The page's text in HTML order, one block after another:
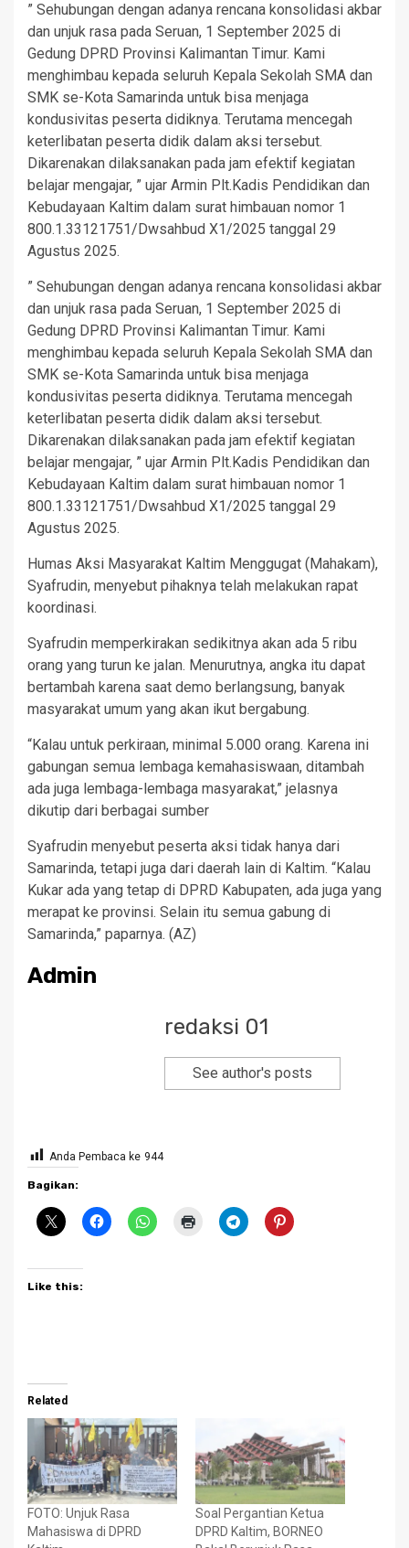
” Sehubungan dengan adanya rencana konsolidasi akbar
dan unjuk rasa pada Seruan, 1 September 2025 di
Gedung DPRD Provinsi Kalimantan Timur. Kami
menghimbau kepada seluruh Kepala Sekolah SMA dan
SMK se-Kota Samarinda untuk bisa menjaga
kondusivitas peserta didiknya. Terutama mencegah
keterlibatan peserta didik dalam aksi tersebut.
Dikarenakan dilaksanakan pada jam efektif kegiatan
belajar mengajar, ” ujar Armin Plt.Kadis Pendidikan dan
Kebudayaan Kaltim dalam surat himbauan nomor 1
800.1.33121751/Dwsahbud X1/2025 tanggal 29
Agustus 2025.
” Sehubungan dengan adanya rencana konsolidasi akbar
dan unjuk rasa pada Seruan, 1 September 2025 di
Gedung DPRD Provinsi Kalimantan Timur. Kami
menghimbau kepada seluruh Kepala Sekolah SMA dan
SMK se-Kota Samarinda untuk bisa menjaga
kondusivitas peserta didiknya. Terutama mencegah
keterlibatan peserta didik dalam aksi tersebut.
Dikarenakan dilaksanakan pada jam efektif kegiatan
belajar mengajar, ” ujar Armin Plt.Kadis Pendidikan dan
Kebudayaan Kaltim dalam surat himbauan nomor 1
800.1.33121751/Dwsahbud X1/2025 tanggal 29
Agustus 2025.
Humas Aksi Masyarakat Kaltim Menggugat (Mahakam),
Syafrudin, menyebut pihaknya telah melakukan rapat
koordinasi.
Syafrudin memperkirakan sedikitnya akan ada 5 ribu
orang yang turun ke jalan. Menurutnya, angka itu dapat
bertambah karena saat demo berlangsung, banyak
masyarakat umum yang akan ikut bergabung.
“Kalau untuk perkiraan, minimal 5.000 orang. Karena ini
gabungan semua lembaga kemahasiswaan, ditambah
ada juga lembaga-lembaga masyarakat,” jelasnya
dikutip dari berbagai sumber
Syafrudin menyebut peserta aksi tidak hanya dari
Samarinda, tetapi juga dari daerah lain di Kaltim. “Kalau
Kukar ada yang tetap di DPRD Kabupaten, ada juga yang
merapat ke provinsi. Selain itu semua gabung di
Samarinda,” paparnya. (AZ)
Admin
redaksi 01
See author's posts
Anda Pembaca ke 944
Bagikan:
Like this:
Related
FOTO: Unjuk Rasa
Mahasiswa di DPRD
Soal Pergantian Ketua
DPRD Kaltim, BORNEO